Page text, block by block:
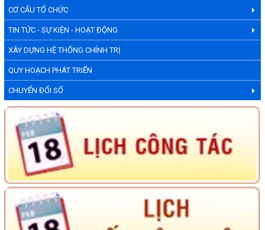
CƠ CẤU TỔ CHỨC
TIN TỨC - SỰ KIỆN - HOẠT ĐỘNG
XÂY DỰNG HỆ THỐNG CHÍNH TRỊ
QUY HOẠCH PHÁT TRIỂN
CHUYỂN ĐỔI SỐ